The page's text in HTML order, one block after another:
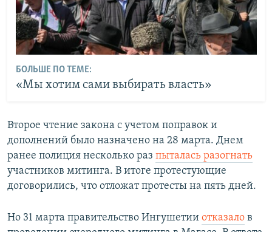
БОЛЬШЕ ПО ТЕМЕ:
«Мы хотим сами выбирать власть»
Второе чтение закона с учетом поправок и
дополнений было назначено на 28 марта. Днем
ранее полиция несколько раз пыталась разогнать
участников митинга. В итоге протестующие
договорились, что отложат протесты на пять дней.
Но 31 марта правительство Ингушетии отказало в